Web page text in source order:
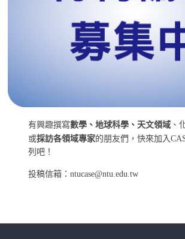
有興趣撰寫數學、地球科學、天文領域 、
或採訪各領域專家的朋友們，快來加入
列吧！
投稿信箱：ntucase@ntu.edu.tw